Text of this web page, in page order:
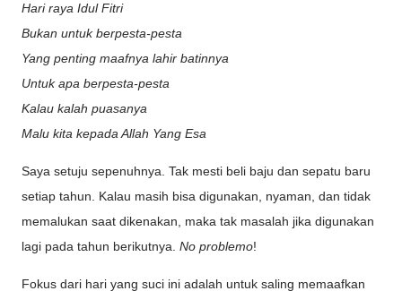
Hari raya Idul Fitri
Bukan untuk berpesta-pesta
Yang penting maafnya lahir batinnya
Untuk apa berpesta-pesta
Kalau kalah puasanya
Malu kita kepada Allah Yang Esa
Saya setuju sepenuhnya. Tak mesti beli baju dan sepatu baru
setiap tahun. Kalau masih bisa digunakan, nyaman, dan tidak
memalukan saat dikenakan, maka tak masalah jika digunakan
lagi pada tahun berikutnya. No problemo!
Fokus dari hari yang suci ini adalah untuk saling memaafkan